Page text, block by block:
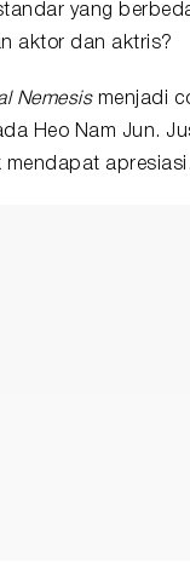
yang
aktor dan aktris?
Nemesismenjadi
Heo Nam Jun.
mendapat apresiasi.